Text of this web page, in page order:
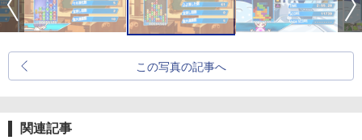
この写真の記事へ
関連記事